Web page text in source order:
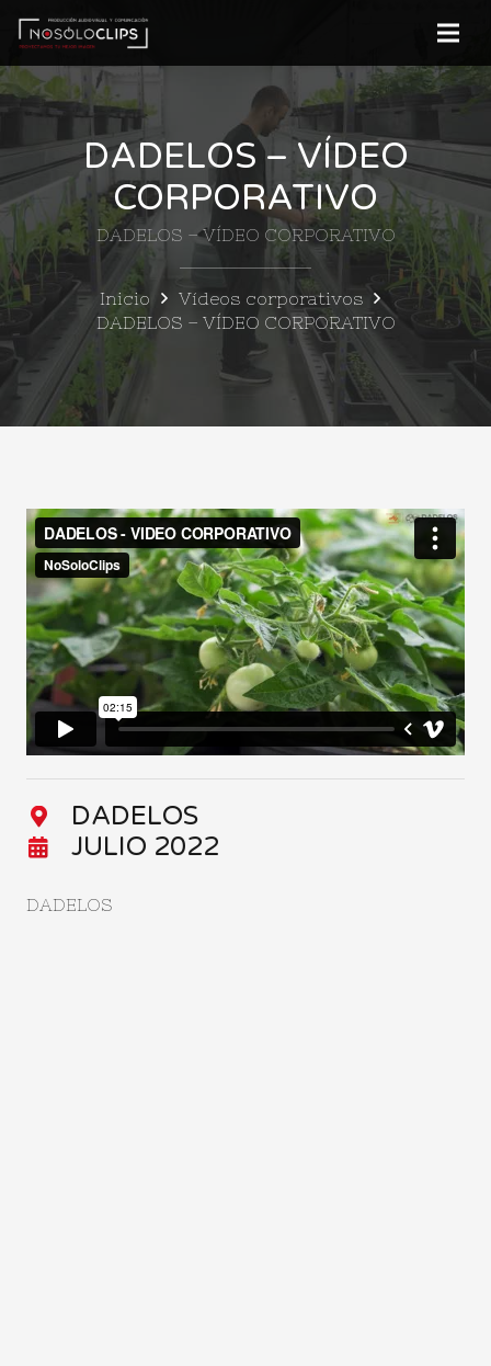
DADELOS – VÍDEO
CORPORATIVO
DADELOS – VÍDEO CORPORATIVO
Inicio
Vídeos corporativos
DADELOS – VÍDEO CORPORATIVO
DADELOS
JULIO 2022
DADELOS